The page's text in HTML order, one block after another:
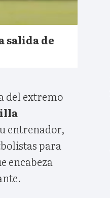
salida de
del extremo
entrenador,
para
encabeza